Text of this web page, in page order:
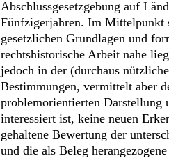
Abschlussgesetzgebung auf
Fünfzigerjahren. Im Mittelpunkt
gesetzlichen Grundlagen und
rechtshistorische Arbeit nahe
jedoch in der (durchaus
Bestimmungen, vermittelt aber
problemorientierten Darstellung
interessiert ist, keine neuen
gehaltene Bewertung der
und die als Beleg